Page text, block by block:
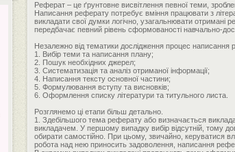
Реферат – це ґрунтовне висвітлення певної теми,
Написання реферату потребує вміння працювати з
викладати свої думки логічно, узагальнювати
передбачає певний рівень сформованості навчально-
Незалежно від тематики дослідження процес написання
1. Вибір теми та написання плану;
2. Пошук необхідних джерел;
3. Систематизація та аналіз отриманої інформації;
4. Написання тексту основної частини;
5. Формулювання вступу та висновків;
6. Оформлення списку літератури та титульного листа.
Розглянемо ці етапи більш детально.
1. Здебільшого тема реферату або визначається
викладачем. У першому випадку вибір відсутній, тому
обирати самостійно. При цьому, звичайно, керуватися
робота над нею приносить задоволення, написання